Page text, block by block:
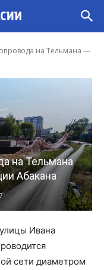
на Тельмана —
на Тельмана
Абакана
Ивана
сети диаметром